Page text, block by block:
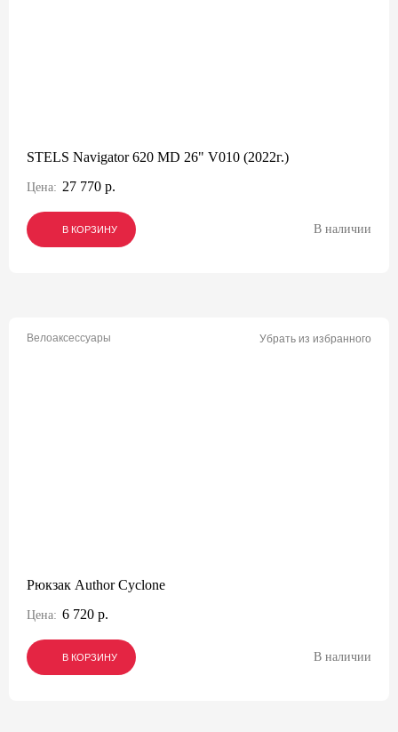
STELS Navigator 620 MD 26" V010 (2022г.)
Цена: 27 770 р.
В КОРЗИНУ
В КОРЗИНУ
В КОРЗИНУ В наличии
Велоаксессуары Убрать из избранного
Рюкзак Author Cyclone
Цена: 6 720 р.
В КОРЗИНУ
В КОРЗИНУ
В КОРЗИНУ В наличии